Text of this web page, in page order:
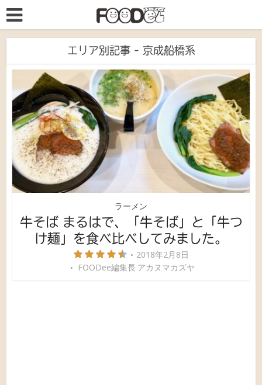
エリア別記事 - 京成船橋系
ラーメン
牛そば まるはで、「牛そば」と「牛つ
け麺」を食べ比べしてみました。
2018年2月8日
FOODee編集長 アカヌマカズヤ